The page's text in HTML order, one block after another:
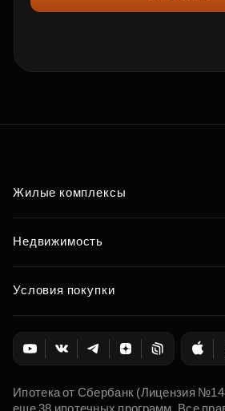
Жилые комплексы
Недвижимость
Условия покупки
Ипотека от Сбербанк (Лицензия
еще 38 ипотечных программ. Все